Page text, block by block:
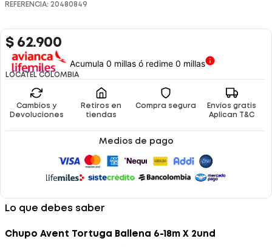
REFERENCIA: 20480849
$ 62.900
Acumula 0 millas ó redime 0 millas
LOCATEL COLOMBIA
Cambios y
Devoluciones
Retiros en
tiendas
Compra segura
Envíos gratis
Aplican T&C
Medios de pago
Lo que debes saber
Chupo Avent Tortuga Ballena 6-18m X 2und